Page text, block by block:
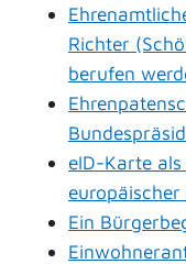
Richter
berufen
eID-Karte
Ein